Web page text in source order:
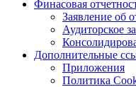
Финасовая
Заявление об
Аудиторское
Дополнительные
Приложения
Политика